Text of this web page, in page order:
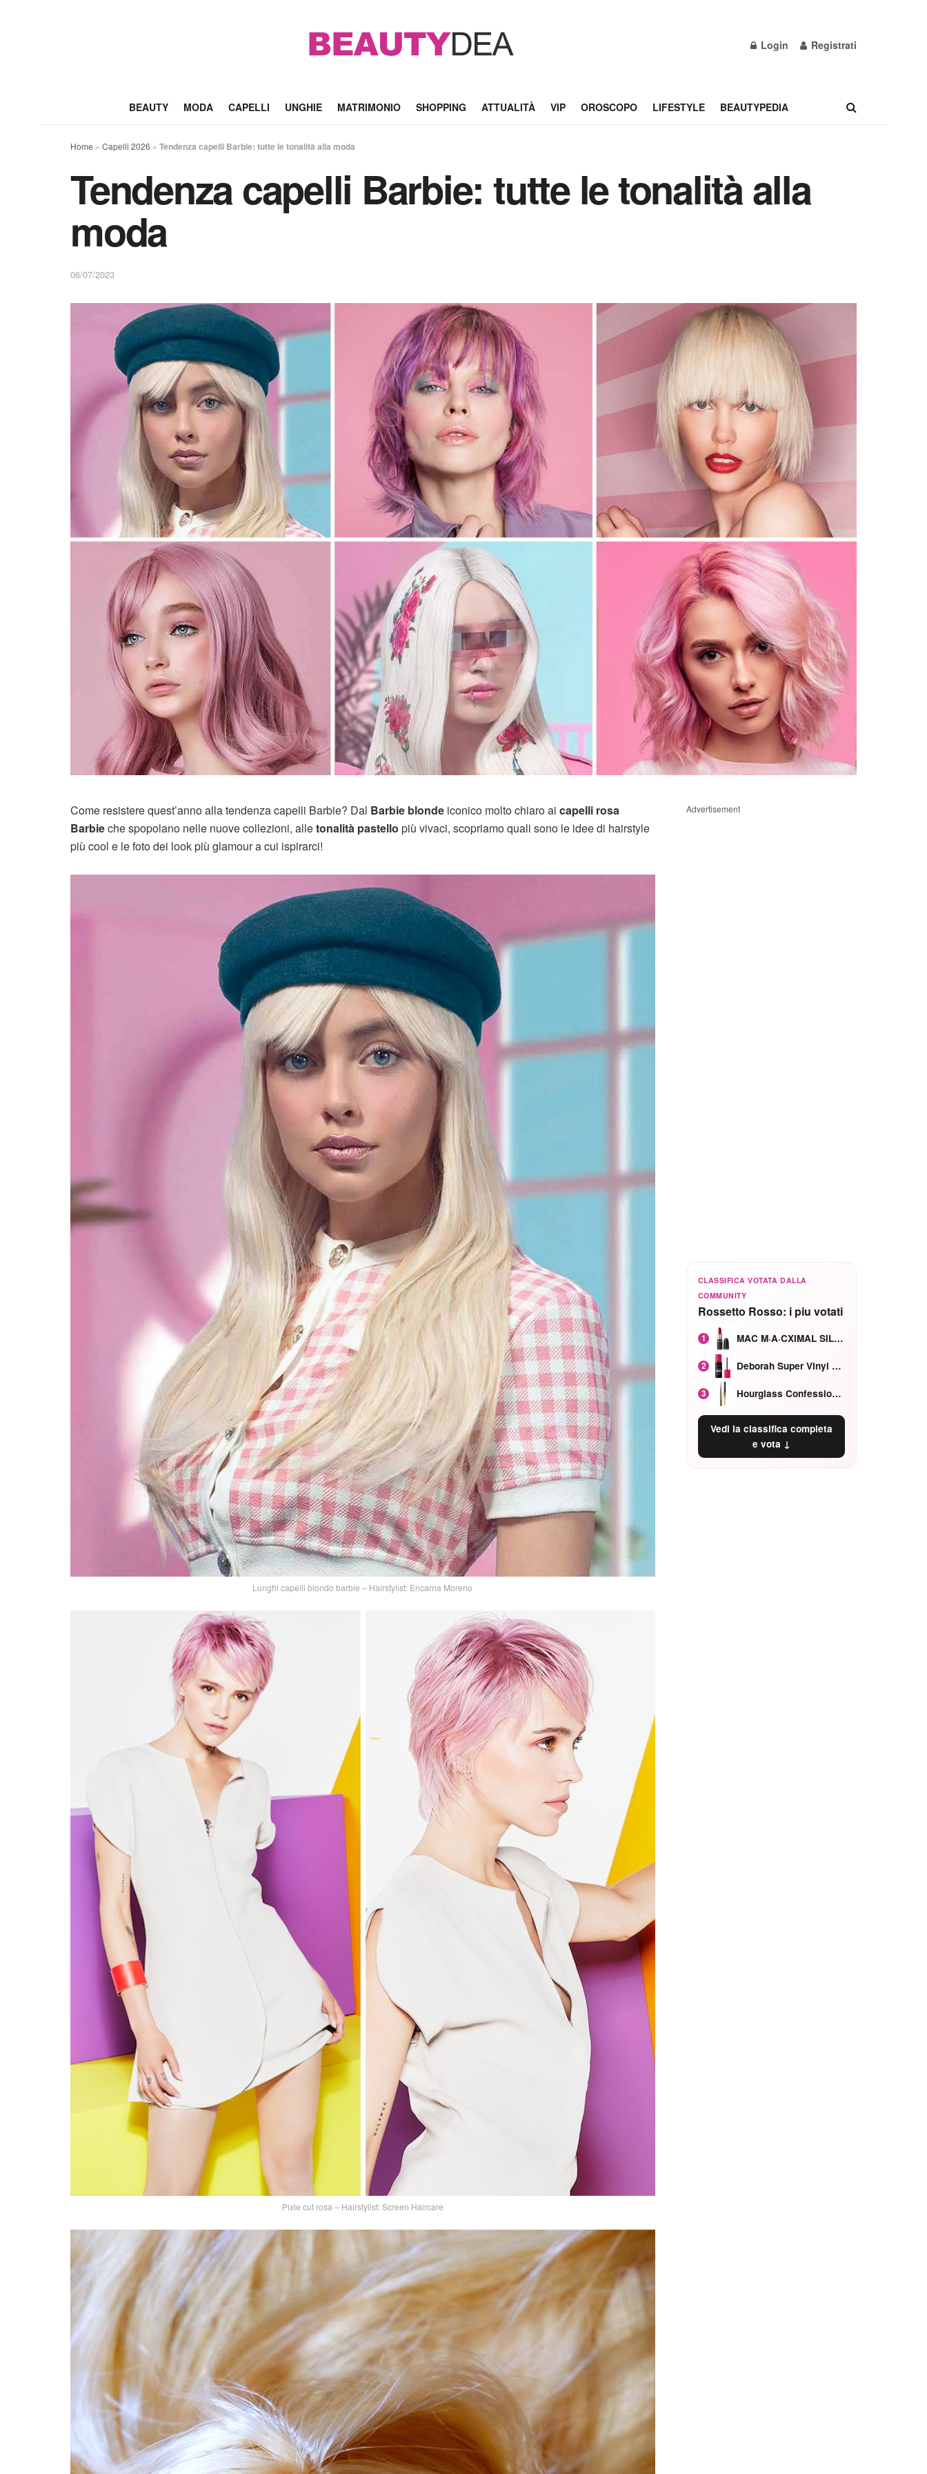
Login Registrati
BEAUTY MODA CAPELLI UNGHIE MATRIMONIO SHOPPING ATTUALITÀ VIP OROSCOPO LIFESTYLE BEAUTYPEDIA
Home » Capelli 2026 » Tendenza capelli Barbie: tutte le tonalità alla moda
Tendenza capelli Barbie: tutte le tonalità alla
moda
06/07/2023
Come resistere quest’anno alla tendenza capelli Barbie? Dal Barbie blonde iconico molto chiaro ai capelli rosa
Barbieche spopolano nelle nuove collezioni, alletonalità pastello più vivaci, scopriamo quali sono le idee di hairstyle
più cool e le foto dei look più glamour a cui ispirarci!
Lunghi capelli biondo barbie – Hairstylist: Encarna Moreno
Pixie cut rosa – Hairstylist: Screen Haircare
Advertisement
CLASSIFICA VOTATA DALLA
COMMUNITY
Rossetto Rosso: i piu votati
1 MAC M·A·CXIMAL SILKY MATTE Red Rock mat
2 Deborah Super Vinyl Shake Rosa Ciliegia
3 Hourglass Confession Ricaricabile Ultra Preciso Ad Alta Intensità Secretly Classic Red
Vedi la classifica completa
e vota ↓